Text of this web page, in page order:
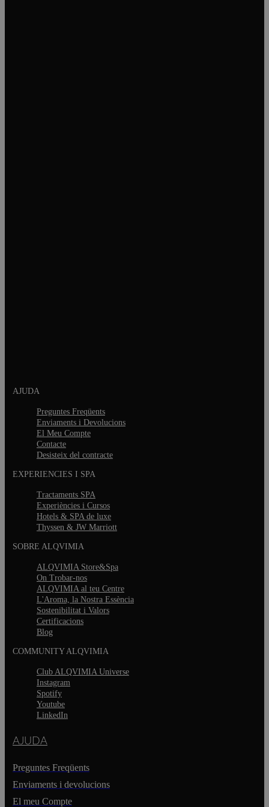
AJUDA
Preguntes Freqüents
Enviaments i Devolucions
El Meu Compte
Contacte
Desisteix del contracte
EXPERIENCIES I SPA
Tractaments SPA
Experiències i Cursos
Hotels & SPA de luxe
Thyssen & JW Marriott
SOBRE ALQVIMIA
ALQVIMIA Store&Spa
On Trobar-nos
ALQVIMIA al teu Centre
L'Aroma, la Nostra Essència
Sostenibilitat i Valors
Certificacions
Blog
COMMUNITY ALQVIMIA
Club ALQVIMIA Universe
Instagram
Spotify
Youtube
LinkedIn
AJUDA
Preguntes Freqüents
Enviaments i devolucions
El meu Compte